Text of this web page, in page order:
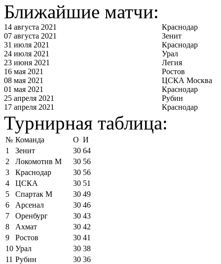
Ближайшие матчи:
14 августа 2021
Краснодар
07 августа 2021
Зенит
31 июля 2021
Краснодар
24 июля 2021
Урал
23 июня 2021
Легия
16 мая 2021
Ростов
08 мая 2021
ЦСКА Москва
01 мая 2021
Краснодар
25 апреля 2021
Рубин
17 апреля 2021
Краснодар
Турнирная таблица:
№ Команда О И
1
Зенит 30 64
2
Локомотив М 30 56
3
Краснодар 30 56
4
ЦСКА 30 51
5
Спартак М 30 49
6
Арсенал 30 46
7
Оренбург 30 43
8
Ахмат 30 42
9
Ростов 30 41
10 Урал 30 38
11 Рубин 30 36